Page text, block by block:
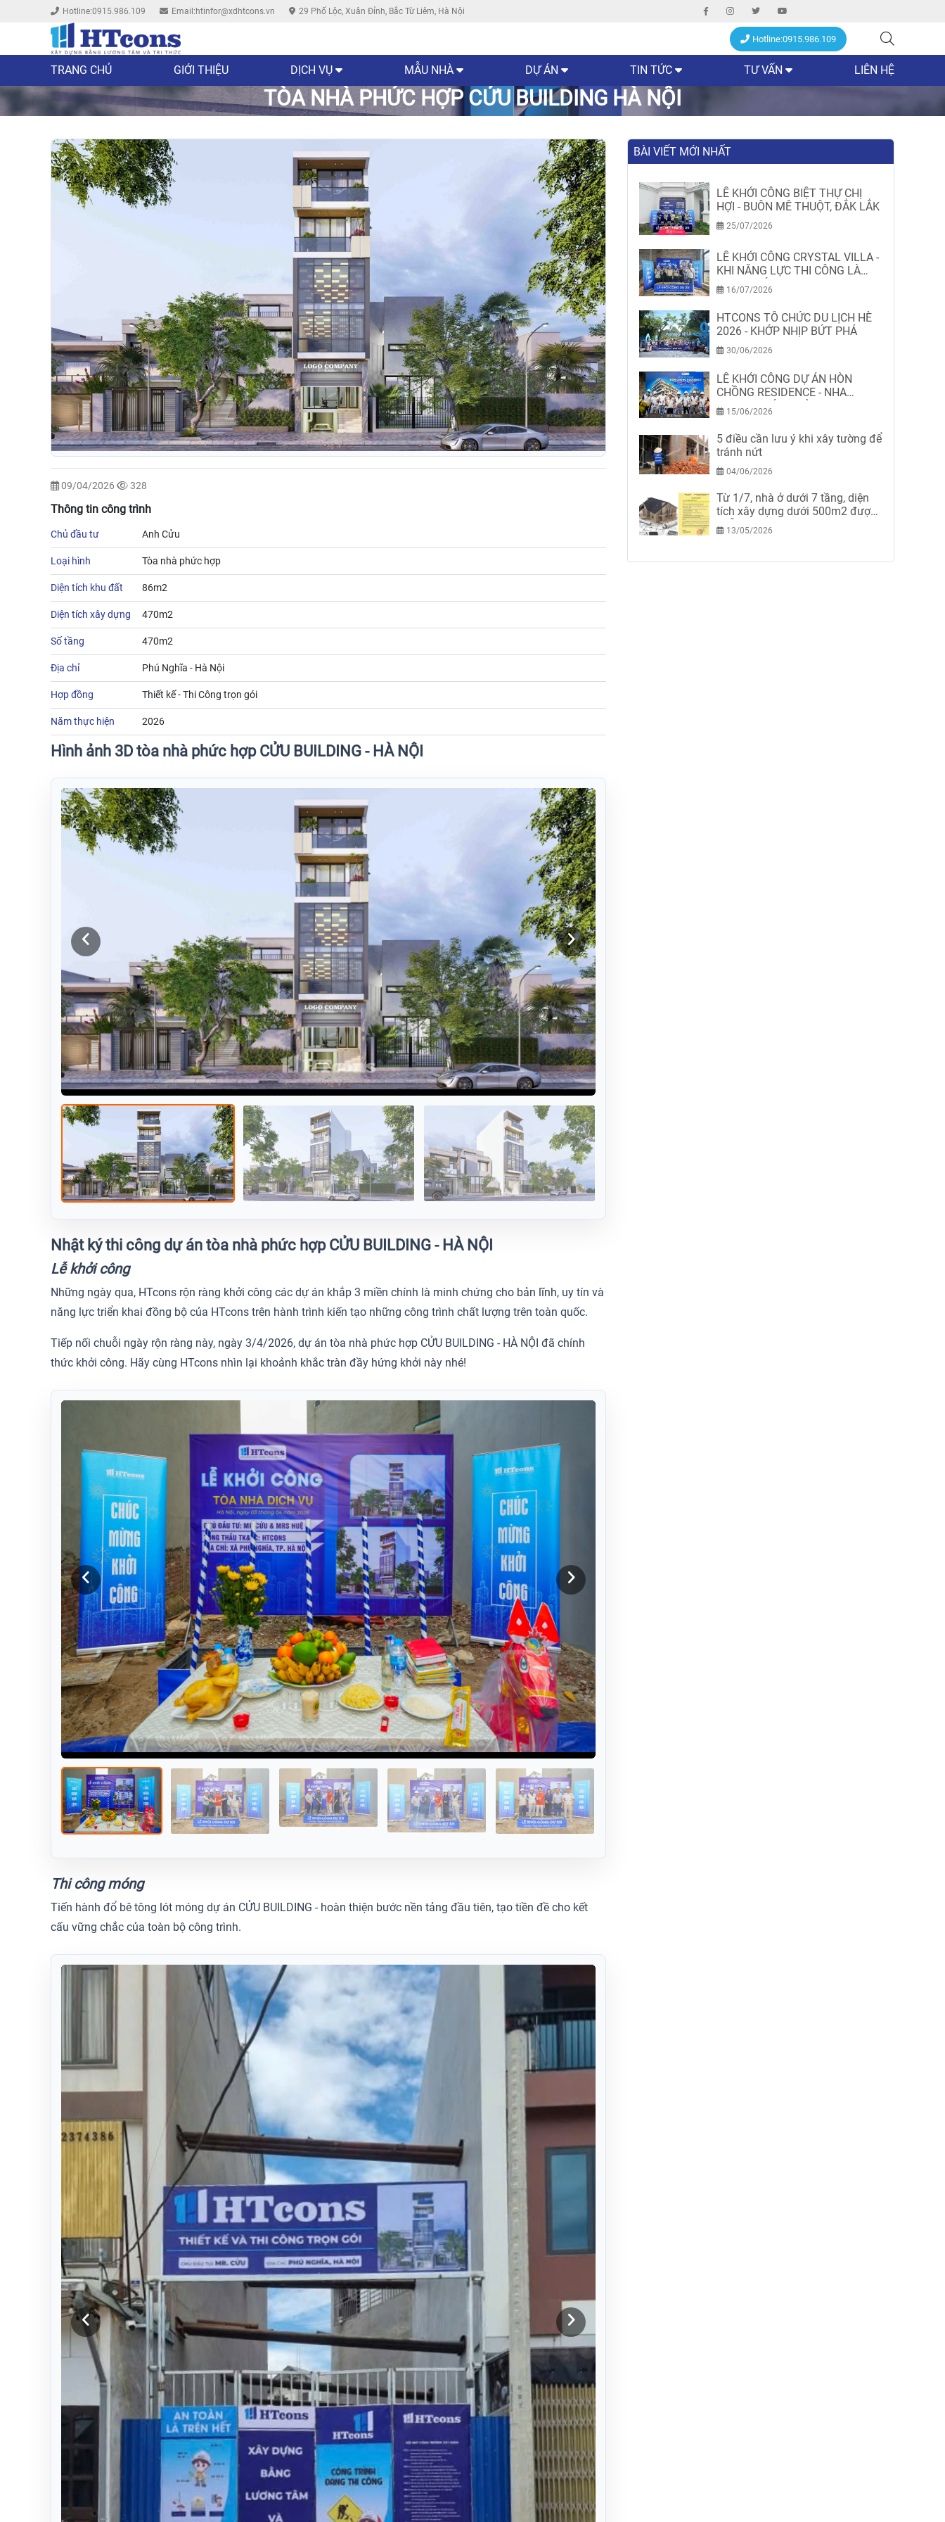
Hotline:0915.986.109 Email:htinfor@xdhtcons.vn 29 Phố Lộc, Xuân Đỉnh, Bắc Từ Liêm, Hà Nội
Hotline:0915.986.109
TRANG CHỦ GIỚI THIỆU DỊCH VỤ MẪU NHÀ DỰ ÁN TIN TỨC TƯ VẤN LIÊN HỆ
TÒA NHÀ PHỨC HỢP CỬU BUILDING HÀ NỘI
09/04/2026 328
Thông tin công trình
Chủ đầu tư Anh Cửu
Loại hình Tòa nhà phức hợp
Diện tích khu đất 86m2
Diện tích xây dựng 470m2
Số tầng 470m2
Địa chỉ Phú Nghĩa - Hà Nội
Hợp đồng Thiết kế - Thi Công trọn gói
Năm thực hiện 2026
Hình ảnh 3D tòa nhà phức hợp CỬU BUILDING - HÀ NỘI
Nhật ký thi công dự án tòa nhà phức hợp CỬU BUILDING - HÀ NỘI
Lễ khởi công
Những ngày qua, HTcons rộn ràng khởi công các dự án khắp 3 miền chính là minh chứng cho bản lĩnh, uy tín và
năng lực triển khai đồng bộ của HTcons trên hành trình kiến tạo những công trình chất lượng trên toàn quốc.
Tiếp nối chuỗi ngày rộn ràng này, ngày 3/4/2026, dự án tòa nhà phức hợp CỬU BUILDING - HÀ NỘI đã chính
thức khởi công. Hãy cùng HTcons nhìn lại khoảnh khắc tràn đầy hứng khởi này nhé!
Thi công móng
Tiến hành đổ bê tông lót móng dự án CỬU BUILDING - hoàn thiện bước nền tảng đầu tiên, tạo tiền đề cho kết
cấu vững chắc của toàn bộ công trình.
BÀI VIẾT MỚI NHẤT
LỄ KHỞI CÔNG BIỆT THỰ CHỊ
HỢI - BUÔN MÊ THUỘT, ĐẮK LẮK
25/07/2026
LỄ KHỞI CÔNG CRYSTAL VILLA -
KHI NĂNG LỰC THI CÔNG LÀ
MINH CHỨNG
16/07/2026
HTCONS TỔ CHỨC DU LỊCH HÈ
2026 - KHỚP NHỊP BỨT PHÁ
30/06/2026
LỄ KHỞI CÔNG DỰ ÁN HÒN
CHỒNG RESIDENCE - NHA
TRANG-KHÁNH HÒA
15/06/2026
5 điều cần lưu ý khi xây tường để
tránh nứt
04/06/2026
Từ 1/7, nhà ở dưới 7 tầng, diện
tích xây dựng dưới 500m2 được
miễn giấy phép xây dựng
13/05/2026